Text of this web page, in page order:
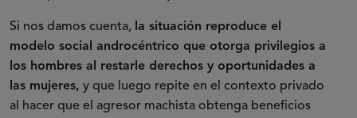
Si nos damos cuenta, la situación reproduce el
modelo social androcéntrico que otorga privilegios a
los hombres al restarle derechos y oportunidades a
las mujeres, y que luego repite en el contexto privado
al hacer que el agresor machista obtenga beneficios